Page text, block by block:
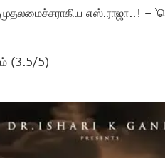
எஸ்.ராஜா..! –
(3.5/5)